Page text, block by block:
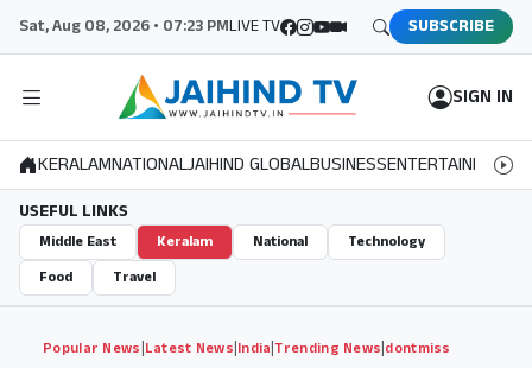
Sat, Aug 08, 2026 • 07:23 PMLIVE TV SUBSCRIBE
SIGN IN
KERALAMNATIONALJAIHIND GLOBALBUSINESSENTERTAINMENT
USEFUL LINKS
Middle East Keralam National
Technology
Food
Travel
Popular News|Latest News|India|Trending News|dontmiss